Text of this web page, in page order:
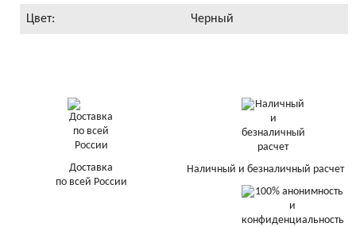
Цвет: Черный
Доставка
по всей России
Наличный и безналичный расчет